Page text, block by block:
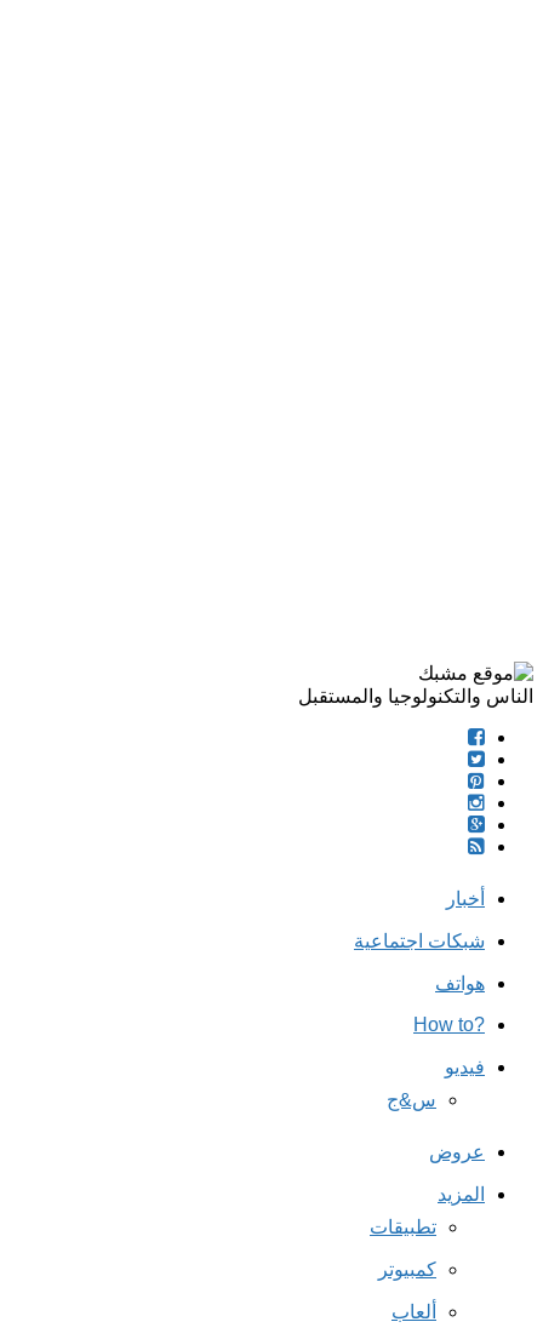
الناس والتكنولوجيا والمستقبل
أخبار
شبكات اجتماعية
هواتف
?How to
فيديو
س&ج
عروض
المزيد
تطبيقات
كمبيوتر
ألعاب